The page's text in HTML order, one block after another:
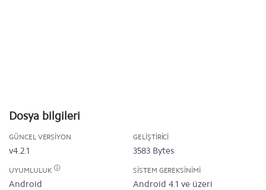
Dosya bilgileri
GÜNCEL VERSIYON
v4.2.1
GELIŞTIRICI
3583 Bytes
UYUMLULUK
Android
SISTEM GEREKSINIMI
Android 4.1 ve üzeri